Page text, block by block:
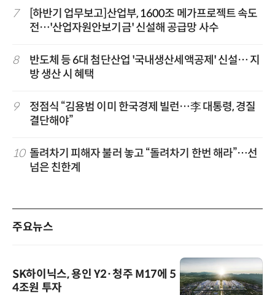
7
[하반기 업무보고]산업부, 1600조 메가프로젝트 속도
전…'산업자원안보기금' 신설해 공급망 사수
8
반도체 등 6대 첨단산업 '국내생산세액공제' 신설… 지
방 생산 시 혜택
9
정점식 “김용범 이미 한국경제 빌런…李 대통령, 경질
결단해야”
10 돌려차기 피해자 불러 놓고 “돌려차기 한번 해라”…선
넘은 친한계
주요뉴스
SK하이닉스, 용인 Y2·청주 M17에 5
4조원 투자